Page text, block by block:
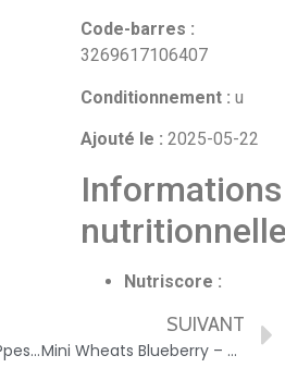
Code-barres :
3269617106407
Conditionnement : u
Ajouté le : 2025-05-22
Informations
Nutriscore :
Terrine canard aux c?pes JEAN BRUNET – 3269614009091
SUIVANT
Mini Wheats Blueberry – 064100139381